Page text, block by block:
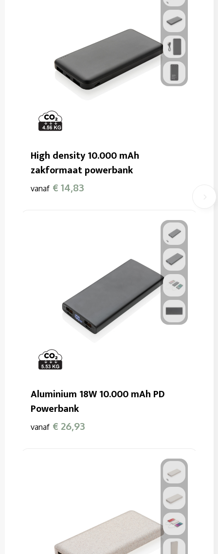
High density 10.000 mAh
zakformaat powerbank
vanaf € 14,83
Aluminium 18W 10.000 mAh PD
Powerbank
vanaf € 26,93